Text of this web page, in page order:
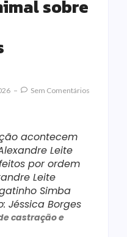
sobre
Sem Comentários
acontecem
Leite
por ordem
Leite
Simba
Jéssica Borges
castração e